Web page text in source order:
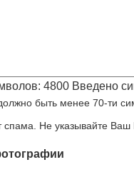
4800 Введено
быть менее 70-ти
спама. Не указывайте Ваш